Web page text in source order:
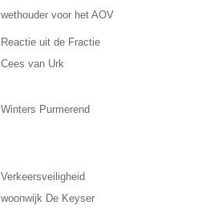
wethouder voor het AOV
Reactie uit de Fractie
Cees van Urk
Winters Purmerend
Verkeersveiligheid
woonwijk De Keyser